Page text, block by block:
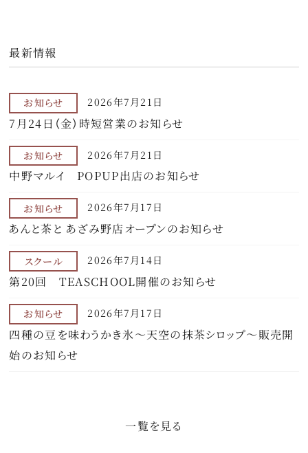
最新情報
お知らせ 2026年7月21日
7月24日（金）時短営業のお知らせ
お知らせ 2026年7月21日
中野マルイ POPUP出店のお知らせ
お知らせ 2026年7月17日
あんと茶と あざみ野店オープンのお知らせ
スクール 2026年7月14日
第20回 TEASCHOOL開催のお知らせ
お知らせ 2026年7月17日
四種の豆を味わうかき氷～天空の抹茶シロップ～販売開
始のお知らせ
一覧を見る